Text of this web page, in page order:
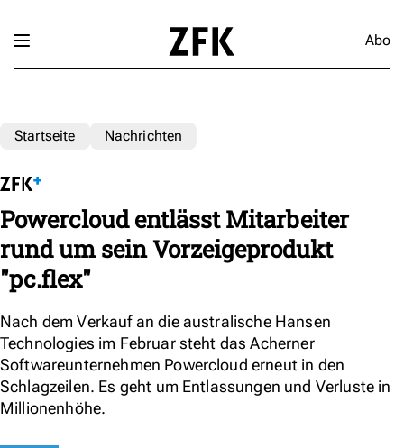
Abo
Startseite Nachrichten
Powercloud entlässt Mitarbeiter
rund um sein Vorzeigeprodukt
"pc.flex"
Nach dem Verkauf an die australische Hansen
Technologies im Februar steht das Acherner
Softwareunternehmen Powercloud erneut in den
Schlagzeilen. Es geht um Entlassungen und Verluste in
Millionenhöhe.